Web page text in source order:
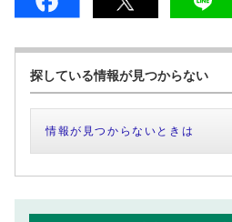
探している情報が見つからない
情報が見つからないときは